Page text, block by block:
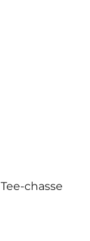
Tee-chasse